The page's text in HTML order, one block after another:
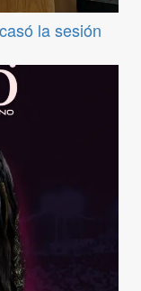
la sesión